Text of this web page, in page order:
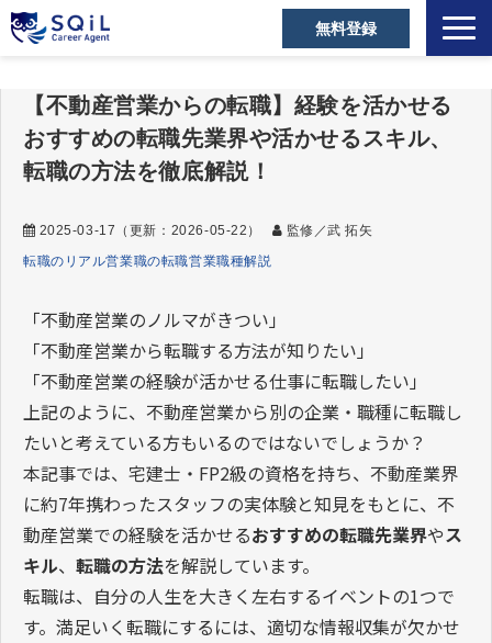
無料登録
キャリアアドバイザー
営業職の転職成功事例
営業の転職Tips
セミナー・メディア
お役立ち資料
よくあるご質問
【不動産営業からの転職】経験を活かせる
おすすめの転職先業界や活かせるスキル、
転職の方法を徹底解説！
2025-03-17 （更新： 2026-05-22 ）
監修／武 拓矢
転職のリアル営業職の転職営業職種解説
「不動産営業のノルマがきつい」
「不動産営業から転職する方法が知りたい」
「不動産営業の経験が活かせる仕事に転職したい」
上記のように、不動産営業から別の企業・職種に転職し
たいと考えている方もいるのではないでしょうか？
本記事では、宅建士・FP2級の資格を持ち、不動産業界
に約7年携わったスタッフの実体験と知見をもとに、不
動産営業での経験を活かせるおすすめの転職先業界やス
キル、 転職の方法を解説しています。
転職は、自分の人生を大きく左右するイベントの1つで
す。満足いく転職にするには、適切な情報収集が欠かせ